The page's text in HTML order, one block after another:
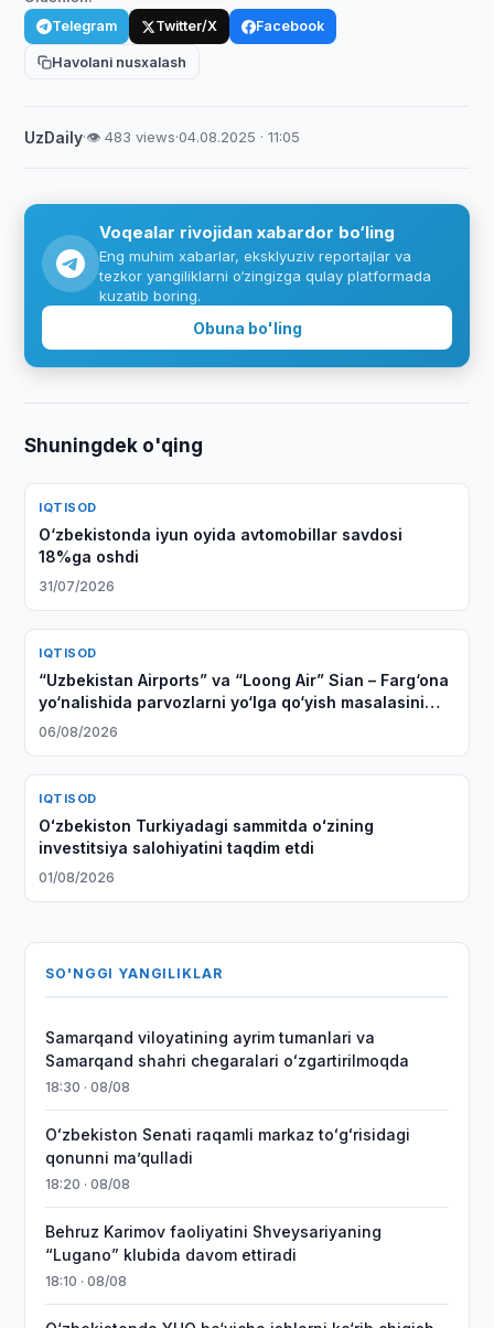
Telegram Twitter/X Facebook
Havolani nusxalash
UzDaily·👁 483 views·04.08.2025 · 11:05
Voqealar rivojidan xabardor bo‘ling
Eng muhim xabarlar, eksklyuziv reportajlar va
tezkor yangiliklarni o‘zingizga qulay platformada
kuzatib boring.
Obuna bo'ling
Shuningdek o'qing
IQTISOD
O‘zbekistonda iyun oyida avtomobillar savdosi
18%ga oshdi
31/07/2026
IQTISOD
“Uzbekistan Airports” va “Loong Air” Sian – Farg‘ona
yo‘nalishida parvozlarni yo‘lga qo‘yish masalasini
muhokama qildi
06/08/2026
IQTISOD
Oʻzbekiston Turkiyadagi sammitda oʻzining
investitsiya salohiyatini taqdim etdi
01/08/2026
SO'NGGI YANGILIKLAR
Samarqand viloyatining ayrim tumanlari va
Samarqand shahri chegaralari oʻzgartirilmoqda
18:30 · 08/08
Oʻzbekiston Senati raqamli markaz toʻgʻrisidagi
qonunni maʼqulladi
18:20 · 08/08
Behruz Karimov faoliyatini Shveysariyaning
“Lugano” klubida davom ettiradi
18:10 · 08/08